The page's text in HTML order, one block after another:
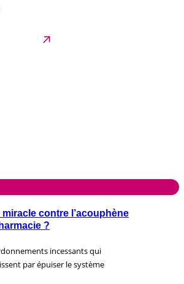
contre l’acouphène
?
incessants qui
par épuiser le système